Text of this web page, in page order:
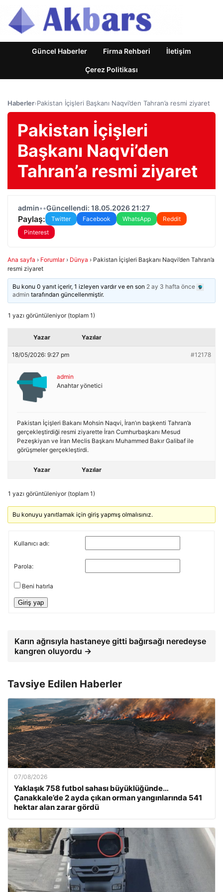
Güncel Haberler Firma Rehberi İletişim
Çerez Politikası
Haberler›Pakistan İçişleri Başkanı Naqvi’den Tahran’a resmi ziyaret
Pakistan İçişleri
Başkanı Naqvi’den
Tahran’a resmi ziyaret
admin••Güncellendi: 18.05.2026 21:27
Paylaş: Twitter Facebook WhatsApp
Reddit
Pinterest
Ana sayfa › Forumlar › Dünya › Pakistan İçişleri Başkanı Naqvi’den Tahran’a
resmi ziyaret
Bu konu 0 yanıt içerir, 1 izleyen vardır ve en son 2 ay 3 hafta önce
admin tarafından güncellenmiştir.
1 yazı görüntüleniyor (toplam 1)
Yazar Yazılar
18/05/2026: 9:27 pm #12178
admin
Anahtar yönetici
Pakistan İçişleri Bakanı Mohsin Naqvi, İran’ın başkenti Tahran’a
gerçekleştirdiği resmi ziyarette İran Cumhurbaşkanı Mesud
Pezeşkiyan ve İran Meclis Başkanı Muhammed Bakır Galibaf ile
görüşmeler gerçekleştirdi.
Yazar Yazılar
1 yazı görüntüleniyor (toplam 1)
Bu konuyu yanıtlamak için giriş yapmış olmalısınız.
Kullanıcı adı:
Parola:
Beni hatırla
Giriş yap
Karın ağrısıyla hastaneye gitti bağırsağı neredeyse
kangren oluyordu →
Tavsiye Edilen Haberler
07/08/2026
Yaklaşık 758 futbol sahası büyüklüğünde…
Çanakkale’de 2 ayda çıkan orman yangınlarında 541
hektar alan zarar gördü